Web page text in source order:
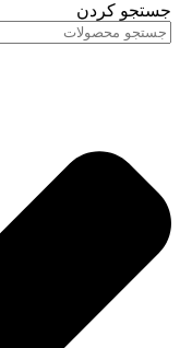
جستجو کردن